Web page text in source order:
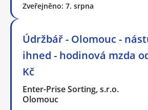
Zveřejněno: 7. srpna
Údržbář - Olomouc -
ihned - hodinová mzda
Kč
Enter-Prise Sorting, s.r.o.
Olomouc